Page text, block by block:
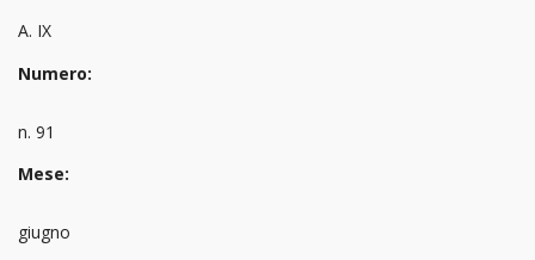
A. IX
Numero:
n. 91
Mese:
giugno